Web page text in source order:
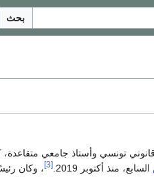
بحث
تونسي وأستاذ جامعي متقاعدة،
السابع، منذ أكتوبر 2019. [3]
، وكان